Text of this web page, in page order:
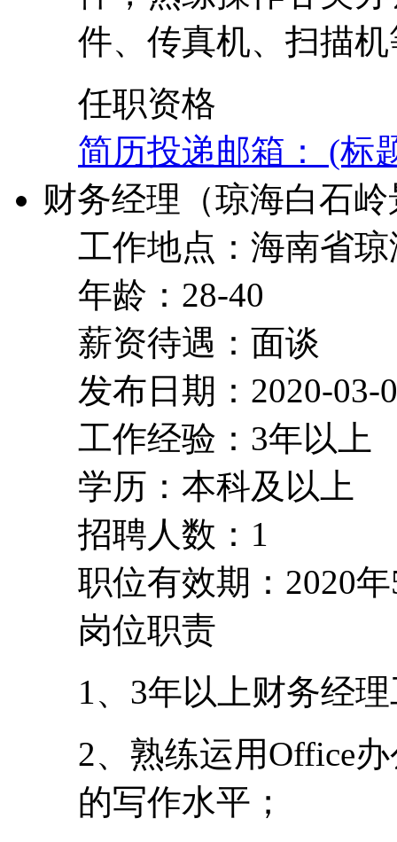
件、传真机、扫描
任职资格
简历投递邮箱： (标
财务经理（琼海白石
工作地点：海南省
年龄：28-40
薪资待遇：面谈
发布日期：2020-03-
工作经验：3年以上
学历：本科及以上
招聘人数：1
职位有效期：2020
岗位职责
1、3年以上财务经
2、熟练运用Office
的写作水平；